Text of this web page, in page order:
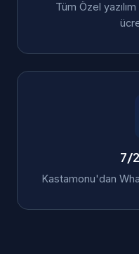
Tüm Özel
7/
Kastamonu'dan